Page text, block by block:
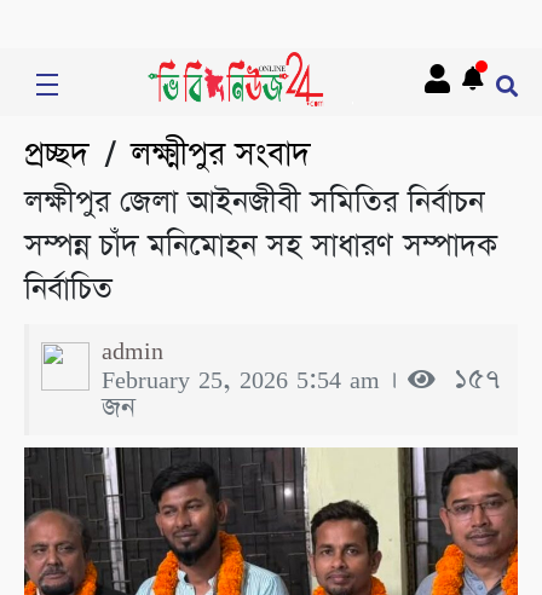
প্রচ্ছদ/লক্ষ্মীপুর সংবাদ
লক্ষীপুর জেলা আইনজীবী সমিতির নির্বাচন
সম্পন্ন চাঁদ মনিমোহন সহ সাধারণ সম্পাদক
নির্বাচিত
admin
February 25, 2026 5:54 am । ১৫৭
জন